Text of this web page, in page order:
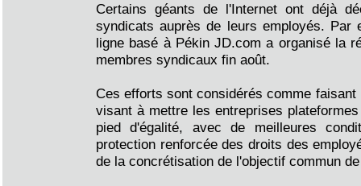
Certains géants de l'Internet ont déjà
syndicats auprès de leurs employés. Par
ligne basé à Pékin JD.com a organisé la
membres syndicaux fin août.
Ces efforts sont considérés comme faisant
visant à mettre les entreprises
pied d'égalité, avec de meilleures
protection renforcée des droits des
de la concrétisation de l'objectif commun